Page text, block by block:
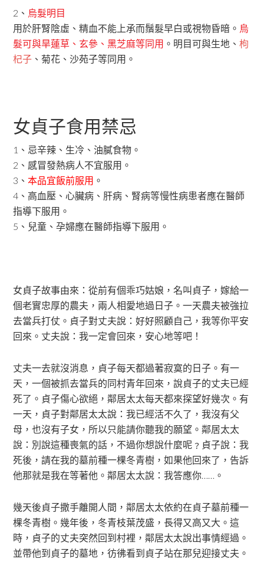
2、 烏髮明目
用於肝腎陰虛、精血不能上承而鬚髮早白或視物昏暗。 烏
髮可與旱蓮草、玄參、黑芝麻等同用 。明目可與生地、枸
杞子 、菊花、沙苑子等同用。
女貞子食用禁忌
1、忌辛辣、生冷、油膩食物。
2、感冒發熱病人不宜服用。
3、本品宜飯前服用 。
4、高血壓、心臟病、肝病、腎病等慢性病患者應在醫師
指導下服用。
5、兒童、孕婦應在醫師指導下服用。
女貞子故事由來：從前有個乖巧姑娘，名叫貞子，嫁給一
個老實忠厚的農夫，兩人相愛地過日子。一天農夫被強拉
去當兵打仗。貞子對丈夫說：好好照顧自己，我等你平安
回來。丈夫說：我一定會回來，安心地等吧！
丈夫一去就沒消息，貞子每天都過著寂寞的日子。有一
天，一個被抓去當兵的同村青年回來，說貞子的丈夫已經
死了。貞子傷心欲絕，鄰居太太每天都來探望好幾次。有
一天，貞子對鄰居太太說：我已經活不久了，我沒有父
母，也沒有子女，所以只能請你聽我的願望。鄰居太太
說：別說這種喪氣的話，不過你想說什麼呢﹖貞子說：我
死後，請在我的墓前種一棵冬青樹，如果他回來了，告訴
他那就是我在等著他。鄰居太太說：我答應你……。
幾天後貞子撒手離開人間，鄰居太太依約在貞子墓前種一
棵冬青樹。幾年後，冬青枝葉茂盛，長得又高又大。這
時，貞子的丈夫突然回到村裡，鄰居太太說出事情經過。
並帶他到貞子的墓地，彷彿看到貞子站在那兒迎接丈夫。